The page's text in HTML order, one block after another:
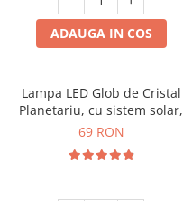
ADAUGA IN COS
Lampa LED Glob de Cristal
Planetariu, cu sistem solar,
cadou captivant
69 RON